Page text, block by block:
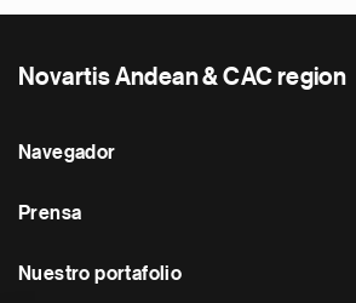
Novartis Andean & CAC region
Navegador
Prensa
Nuestro portafolio